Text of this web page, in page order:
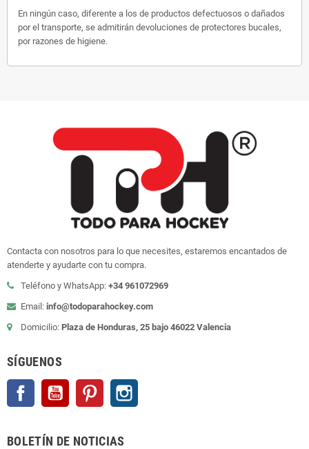
En ningún caso, diferente a los de productos defectuosos o dañados
por el transporte, se admitirán devoluciones de protectores bucales,
por razones de higiene.
Contacta con nosotros para lo que necesites, estaremos encantados de
atenderte y ayudarte con tu compra.
Teléfono y WhatsApp: +34 961072969
Email: info@todoparahockey.com
Domicilio: Plaza de Honduras, 25 bajo 46022 Valencia
SÍGUENOS
Facebook YouTube Pinterest
BOLETÍN DE NOTICIAS